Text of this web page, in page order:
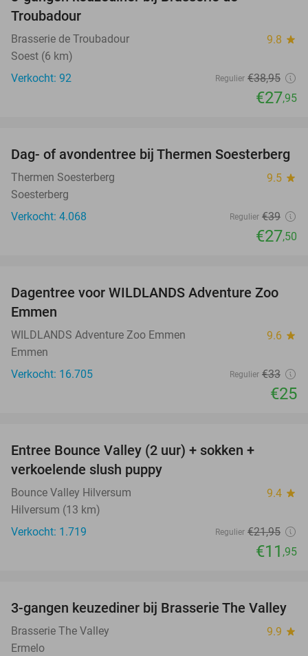
Troubadour
Brasserie de Troubadour 9.8 star
Soest (6 km)
Verkocht: 92
Regulier €38,95
€27,95
29%
Dag- of avondentree bij Thermen Soesterberg
Thermen Soesterberg 9.5 star
Soesterberg
Verkocht: 4.068
Regulier €39
€27,50
24%
Dagentree voor WILDLANDS Adventure Zoo
Emmen
WILDLANDS Adventure Zoo Emmen 9.6 star
Emmen
Verkocht: 16.705
Regulier €33
€25
Entree Bounce Valley (2 uur) + sokken +
verkoelende slush puppy
Bounce Valley Hilversum 9.4 star
Hilversum (13 km)
Verkocht: 1.719
Regulier €21,95
€11 ,95
42%
3-gangen keuzediner bij Brasserie The Valley
Brasserie The Valley 9.9 star
Ermelo